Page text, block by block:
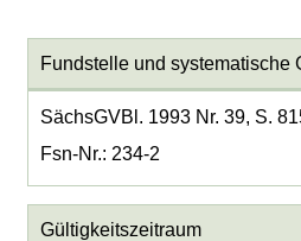
Fundstelle und systematische
SächsGVBl. 1993 Nr. 39, S.
Fsn-Nr.: 234-2
Gültigkeitszeitraum